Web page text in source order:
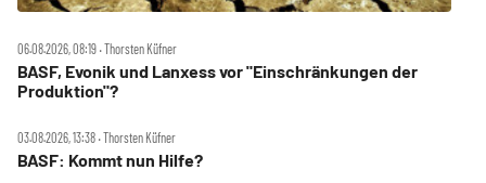
06.08.2026, 08:19 ‧ Thorsten Küfner
BASF, Evonik und Lanxess vor "Einschränkungen der
Produktion"?
03.08.2026, 13:38 ‧ Thorsten Küfner
BASF: Kommt nun Hilfe?